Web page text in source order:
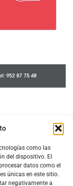
como las
del dispositivo. El
datos como el
únicas en este sitio.
negativamente a